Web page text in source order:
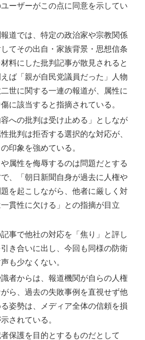
ーザーがこの点に同意を示してい
道では、特定の政治家や宗教関係
てその出自・家族背景・思想信条
料にした批判記事が散見されると
ば「親が自民党議員だった」人物
世に関する一連の報道が、属性に
に該当すると指摘されている。
への批判は受け止める」としなが
批判は拒否する選択的な対応が、
印象を強めている。
属性を侮辱するのは問題だとする
、「朝日新聞自身が過去に人権や
を起こしながら、他者に厳しく対
貫性に欠ける」との指摘が目立
事で他社の対応を「焦り」と評し
き合いに出し、今回も同様の防衛
も少なくない。
者からは、報道機関が自らの人権
ら、過去の失敗事例を直視せず他
姿勢は、メディア全体の信頼を損
されている。
保護を目的とするものだとして